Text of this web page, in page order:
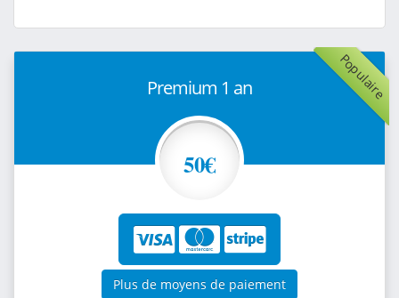
Populaire
Premium 1 an
50€
Plus de moyens de paiement